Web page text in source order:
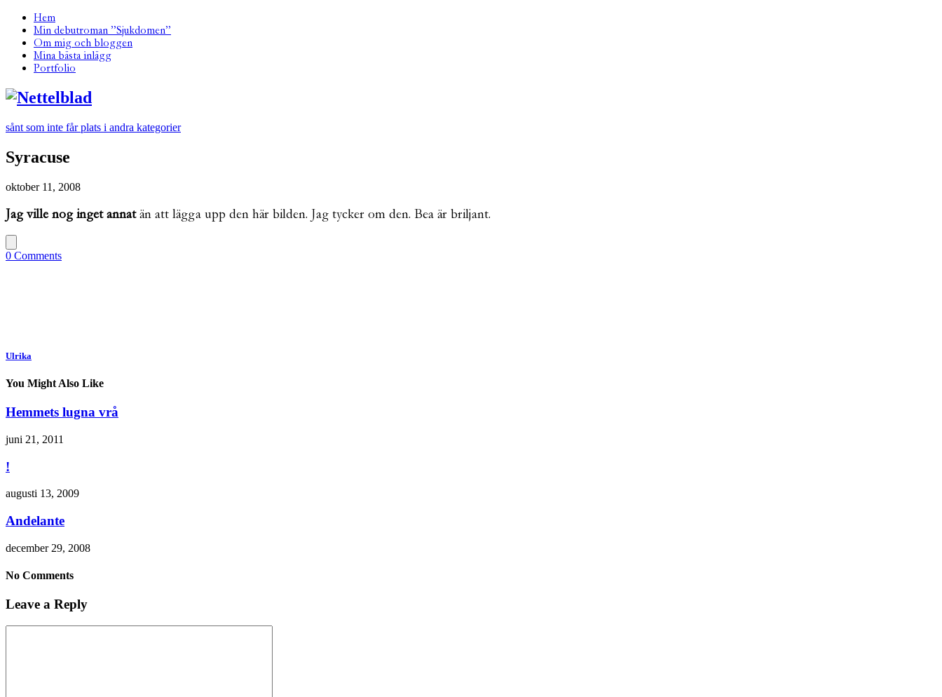
Hem
Min debutroman ”Sjukdomen”
Om mig och bloggen
Mina bästa inlägg
Portfolio
sånt som inte får plats i andra kategorier
Syracuse
oktober 11, 2008
Jag ville nog inget annatän att lägga upp den här bilden. Jag tycker om den. Bea är briljant.
0 Comments
Ulrika
You Might Also Like
Hemmets lugna vrå
juni 21, 2011
!
augusti 13, 2009
Andelante
december 29, 2008
No Comments
Leave a Reply